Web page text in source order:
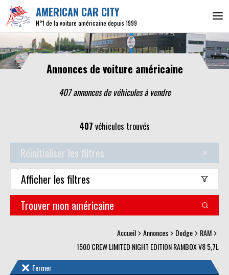
AMERICAN CAR CITY
N°1 de la voiture américaine depuis 1999
Annonces de voiture américaine
407 annonces de véhiculesà vendre
407 véhicules trouvés
Réinitialiser les filtres
Afficher les filtres
Trouver mon américaine
Accueil Annonces Dodge
RAM
1500 CREW LIMITED NIGHT EDITION RAMBOX V8 5,7L
Fermer